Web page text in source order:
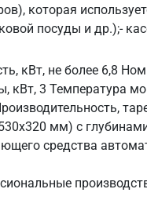
которая
посуды и др.);-
кВт, не более 6,8
3 Температура
мм) с
средства